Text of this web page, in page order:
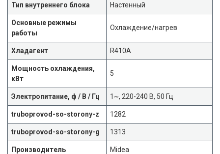
Тип внутреннего блока Настенный
Основные режимы
работы
Охлаждение/нагрев
Хладагент R410A
Мощность охлаждения,
кВт
5
Электропитание, ф / В / Гц 1~, 220-240 В, 50 Гц
truboprovod-so-storony-z 1282
truboprovod-so-storony-g 1313
Производитель Midea